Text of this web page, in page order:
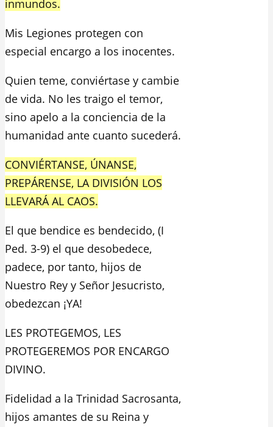
inmundos.
Mis Legiones protegen con
especial encargo a los inocentes.
Quien teme, conviértase y cambie
de vida. No les traigo el temor,
sino apelo a la conciencia de la
humanidad ante cuanto sucederá.
CONVIÉRTANSE, ÚNANSE,
PREPÁRENSE, LA DIVISIÓN LOS
LLEVARÁ AL CAOS.
El que bendice es bendecido, (I
Ped. 3-9) el que desobedece,
padece, por tanto, hijos de
Nuestro Rey y Señor Jesucristo,
obedezcan ¡YA!
LES PROTEGEMOS, LES
PROTEGEREMOS POR ENCARGO
DIVINO.
Fidelidad a la Trinidad Sacrosanta,
hijos amantes de su Reina y